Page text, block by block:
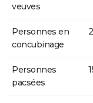
veuves
Personnes en
concubinage
Personnes
pacsées